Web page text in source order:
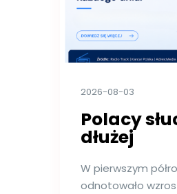
2026-08-03
Polacy
dłużej
W pierwszym
odnotowało